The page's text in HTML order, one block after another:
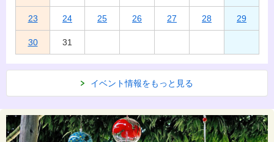
23 24 25 26 27 28 29
30 31
イベント情報をもっと見る